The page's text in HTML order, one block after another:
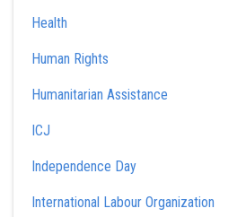
Health
Human Rights
Humanitarian Assistance
ICJ
Independence Day
International Labour Organization